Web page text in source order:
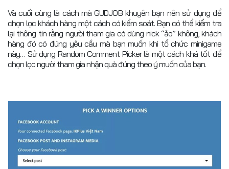
Và cuối cùng là cách mà GUDJOB khuyên bạn nên sử dụng để
chọn lọc khách hàng một cách có kiểm soát. Bạn có thể kiểm tra
lại thông tin rằng người tham gia có dùng nick “ảo” không, khách
hàng đó có đúng yêu cầu mà bạn muốn khi tổ chức minigame
này… Sử dụng Random Comment Picker là một cách khá tốt để
chọn lọc người tham gia nhận quà đúng theo ý muốn của bạn.